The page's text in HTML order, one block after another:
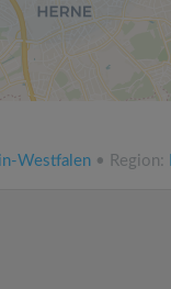
Westfalen • Region: